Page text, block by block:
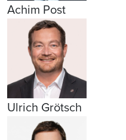
Achim Post
Ulrich Grötsch